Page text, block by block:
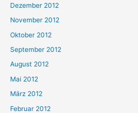
Dezember 2012
November 2012
Oktober 2012
September 2012
August 2012
Mai 2012
März 2012
Februar 2012